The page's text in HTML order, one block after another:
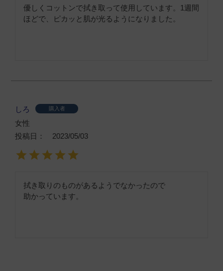
優しくコットンで拭き取って使用しています。1週間
ほどで、ピカッと肌が光るようになりました。
しろ 購入者
女性
投稿日
2023/05/03
拭き取りのものがあるようでなかったので
助かっています。